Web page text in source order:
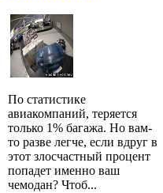
По статистике
авиакомпаний, теряется
только 1% багажа. Но вам-
то разве легче, если вдруг в
этот злосчастный процент
попадет именно ваш
чемодан? Чтоб...